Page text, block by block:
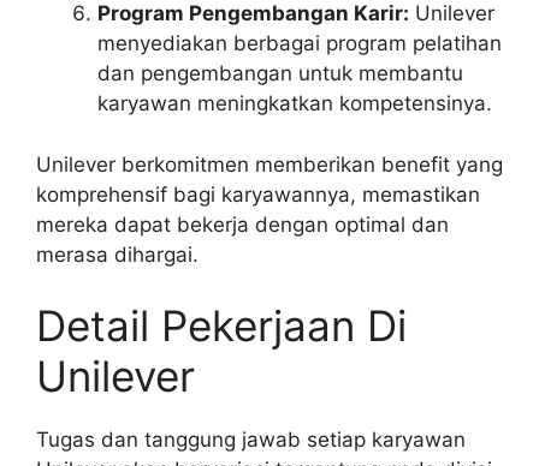
Program Pengembangan Karir: Unilever
menyediakan berbagai program pelatihan
dan pengembangan untuk membantu
karyawan meningkatkan kompetensinya.
Unilever berkomitmen memberikan benefit yang
komprehensif bagi karyawannya, memastikan
mereka dapat bekerja dengan optimal dan
merasa dihargai.
Detail Pekerjaan Di
Unilever
Tugas dan tanggung jawab setiap karyawan